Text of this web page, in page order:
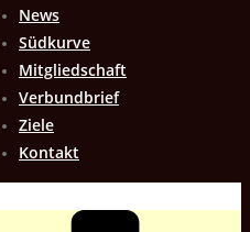
News
Südkurve
Mitgliedschaft
Verbundbrief
Ziele
Kontakt